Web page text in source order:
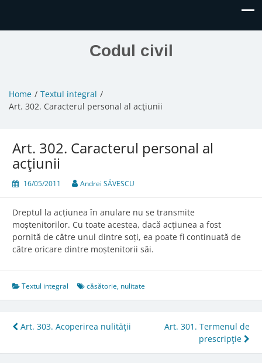
Codul civil
Home
Textul integral
Art. 302. Caracterul personal al acţiunii
Art. 302. Caracterul personal al
acţiunii
16/05/2011 Andrei SĂVESCU
Dreptul la acțiunea în anulare nu se transmite
moștenitorilor. Cu toate acestea, dacă acțiunea a fost
pornită de către unul dintre soți, ea poate fi continuată de
către oricare dintre moștenitorii săi.
Textul integral căsătorie, nulitate
Post
navigation
Art. 303. Acoperirea nulităţii
Art. 301. Termenul de
prescripţie